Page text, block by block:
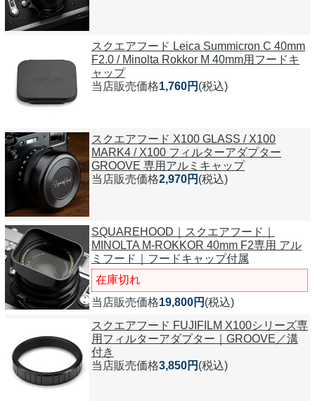
スクエアフード Leica Summicron C 40mm
F2.0 / Minolta Rokkor M 40mm用フードキ
ャップ
当店販売価格1,760円 (税込)
スクエアフード X100 GLASS / X100
MARK4 / X100 フィルターアダプター
GROOVE 専用アルミキャップ
当店販売価格2,970円 (税込)
SQUAREHOOD｜スクエアフード｜
MINOLTA M-ROKKOR 40mm F2専用 アル
ミフード｜フードキャップ付属
在庫切れ
当店販売価格19,800円 (税込)
スクエアフード FUJIFILM X100シリーズ専
用フィルターアダプター｜GROOVE／溝
付き
当店販売価格3,850円 (税込)